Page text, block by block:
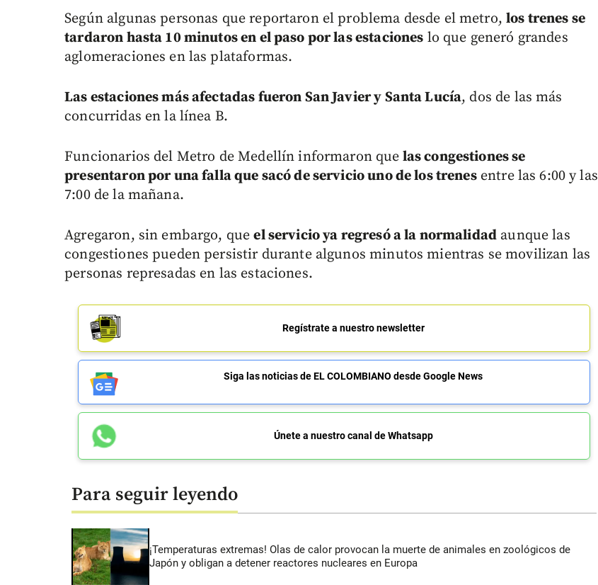
Según algunas personas que reportaron el problema desde el metro,los trenes se
tardaron hasta 10 minutos en el paso por las estaciones lo que generó grandes
aglomeraciones en las plataformas.
Las estaciones más afectadas fueron San Javier y Santa Lucía, dos de las más
concurridas en la línea B.
Funcionarios del Metro de Medellín informaron que las congestiones se
presentaron por una falla que sacó de servicio uno de los trenesentre las 6:00 y las
7:00 de la mañana.
Agregaron, sin embargo, queel servicio ya regresó a la normalidad aunque las
congestiones pueden persistir durante algunos minutos mientras se movilizan las
personas represadas en las estaciones.
Regístrate a nuestro newsletter
Siga las noticias de EL COLOMBIANO desde Google News
Únete a nuestro canal de Whatsapp
Para seguir leyendo
¡Temperaturas extremas! Olas de calor provocan la muerte de animales en zoológicos de
Japón y obligan a detener reactores nucleares en Europa